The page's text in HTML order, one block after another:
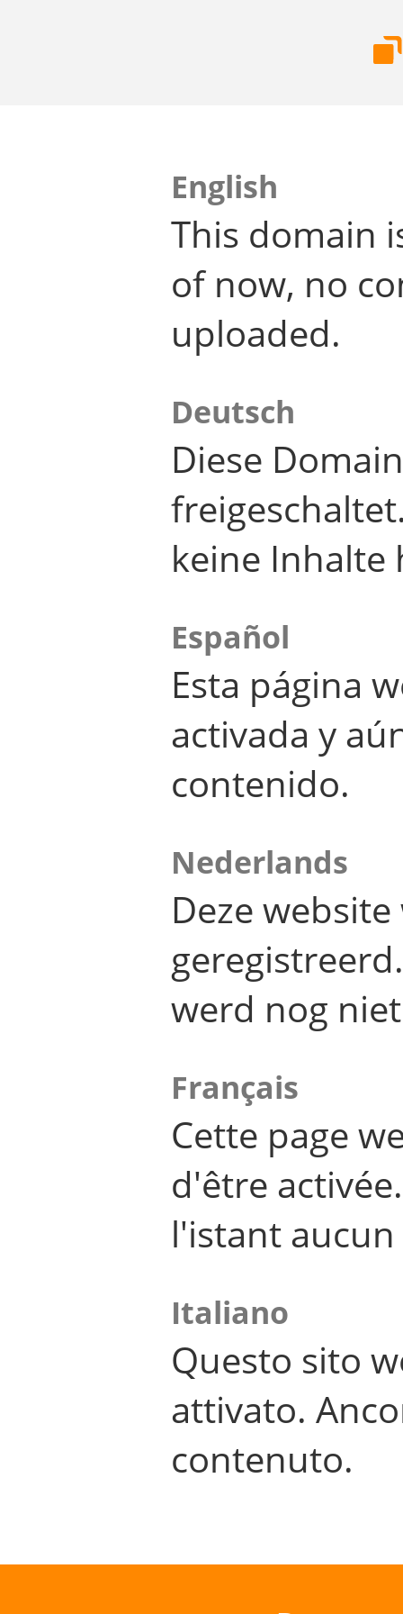
English
This domain
of now, no
uploaded.
Deutsch
Diese
keine Inhalte
Español
Esta página
activada y
contenido.
Nederlands
Deze
werd nog
Français
Cette page
d'être
l'istant
Italiano
Questo sito
attivato.
contenuto.